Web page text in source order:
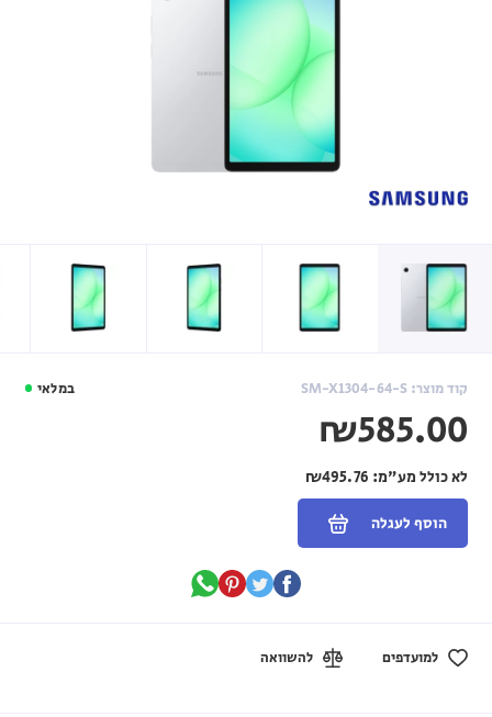
במלאי קוד מוצר: SM-X1304-64-S
₪585.00
לא כולל מע"מ:
הוסף לעגלה
למועדפים להשוואה